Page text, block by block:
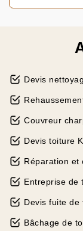
Devis
Couvreur
Devis toiture
Réparation et
Entreprise de
Devis fuite de
Bâchage de